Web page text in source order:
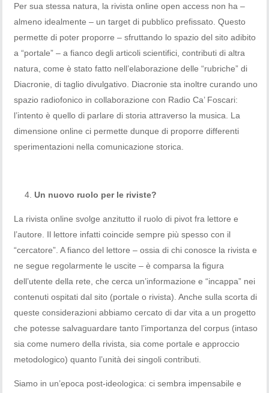
Per sua stessa natura, la rivista online open access non ha –
almeno idealmente – un target di pubblico prefissato. Questo
permette di poter proporre – sfruttando lo spazio del sito adibito
a “portale” – a fianco degli articoli scientifici, contributi di altra
natura, come è stato fatto nell’elaborazione delle “rubriche” di
Diacronie, di taglio divulgativo. Diacronie sta inoltre curando uno
spazio radiofonico in collaborazione con Radio Ca’ Foscari:
l’intento è quello di parlare di storia attraverso la musica. La
dimensione online ci permette dunque di proporre differenti
sperimentazioni nella comunicazione storica.
Un nuovo ruolo per le riviste?
La rivista online svolge anzitutto il ruolo di pivot fra lettore e
l’autore. Il lettore infatti coincide sempre più spesso con il
“cercatore”. A fianco del lettore – ossia di chi conosce la rivista e
ne segue regolarmente le uscite – è comparsa la figura
dell’utente della rete, che cerca un’informazione e “incappa” nei
contenuti ospitati dal sito (portale o rivista). Anche sulla scorta di
queste considerazioni abbiamo cercato di dar vita a un progetto
che potesse salvaguardare tanto l’importanza del corpus (intaso
sia come numero della rivista, sia come portale e approccio
metodologico) quanto l’unità dei singoli contributi.
Siamo in un’epoca post-ideologica: ci sembra impensabile e